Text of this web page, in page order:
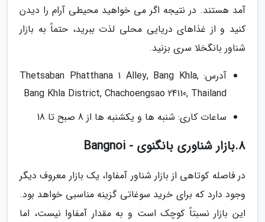
آمد هستند. در نتیجه اگر می خواهید محیطی آرام را دیدن
کنید و از غذاهای دریایی محلی لذت ببرید، حتماً به بازار
شناور بانگخلا سری بزنید.
آدرس: Thetsaban Phatthana 1 Alley, Bang Khla,
Bang Khla District, Chachoengsao 24110, Thailand
ساعات کاری: شنبه ها و یکشنبه ها از 8 صبح تا 18
8.بازار شناوری بانگنوی - Bangnoi
در فاصله کوتاهی از بازار شناور آمفاوا، یک بازار معروف دیگر
وجود دارد که برای خرید سوغاتی گزینه مناسبی خواهد بود.
این بازار نسبتاً کوچک است و به مقدار آمفاوا نیست، اما